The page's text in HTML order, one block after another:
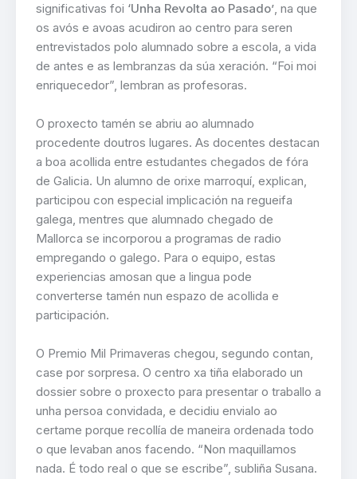
significativas foi ‘Unha Revolta ao Pasado’, na que
os avós e avoas acudiron ao centro para seren
entrevistados polo alumnado sobre a escola, a vida
de antes e as lembranzas da súa xeración. “Foi moi
enriquecedor”, lembran as profesoras.
O proxecto tamén se abriu ao alumnado
procedente doutros lugares. As docentes destacan
a boa acollida entre estudantes chegados de fóra
de Galicia. Un alumno de orixe marroquí, explican,
participou con especial implicación na regueifa
galega, mentres que alumnado chegado de
Mallorca se incorporou a programas de radio
empregando o galego. Para o equipo, estas
experiencias amosan que a lingua pode
converterse tamén nun espazo de acollida e
participación.
O Premio Mil Primaveras chegou, segundo contan,
case por sorpresa. O centro xa tiña elaborado un
dossier sobre o proxecto para presentar o traballo a
unha persoa convidada, e decidiu envialo ao
certame porque recollía de maneira ordenada todo
o que levaban anos facendo. “Non maquillamos
nada. É todo real o que se escribe”, subliña Susana.